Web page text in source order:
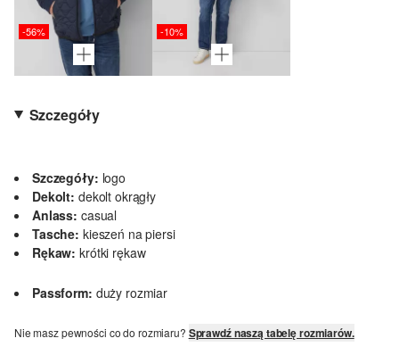
-56% -10%
Szczegóły
Szczegóły: logo
Dekolt: dekolt okrągły
Anlass: casual
Tasche: kieszeń na piersi
Rękaw: krótki rękaw
Passform: duży rozmiar
Nie masz pewności co do rozmiaru? Sprawdź naszą tabelę rozmiarów.